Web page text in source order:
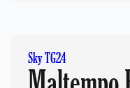
Sky TG24